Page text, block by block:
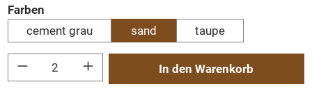
Farben
cement grau
sand taupe
Produkt Anzahl: Gib den gewünschten Wert ein oder benutze die Schaltflächen
In den Warenkorb